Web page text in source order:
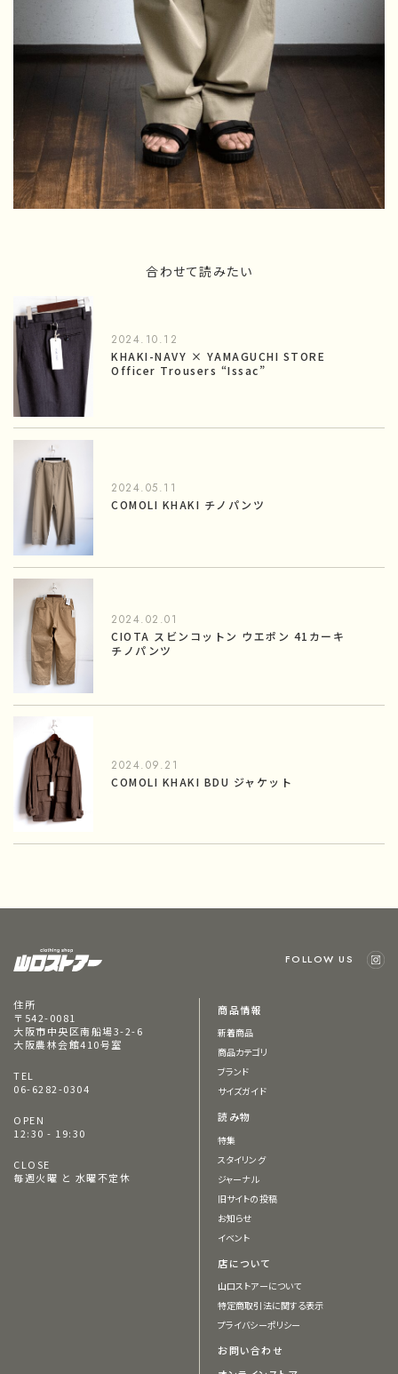
合わせて読みたい
2024.10.12
KHAKI-NAVY × YAMAGUCHI STORE
Officer Trousers “Issac”
2024.05.11
COMOLI KHAKI チノパンツ
2024.02.01
CIOTA スビンコットン ウエポン 41カーキ
チノパンツ
2024.09.21
COMOLI KHAKI BDU ジャケット
FOLLOW US
住所
〒542-0081
大阪市中央区南船場3-2-6
大阪農林会館410号室
TEL
06-6282-0304
OPEN
12:30 - 19:30
CLOSE
毎週火曜 と 水曜不定休
商品情報
新着商品
商品カテゴリ
ブランド
サイズガイド
読み物
特集
スタイリング
ジャーナル
旧サイトの投稿
お知らせ
イベント
店について
山口ストアーについて
特定商取引法に関する表示
プライバシーポリシー
お問い合わせ